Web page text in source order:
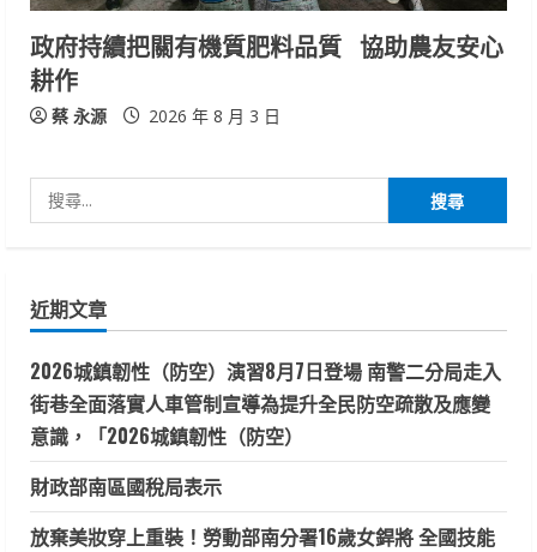
政府持續把關有機質肥料品質 協助農友安心
耕作
蔡 永源 2026 年 8 月 3 日
尋
字:
近期文章
2026城鎮韌性（防空）演習8月7日登場 南警二分局走入
街巷全面落實人車管制宣導為提升全民防空疏散及應變
意識，「2026城鎮韌性（防空）
財政部南區國稅局表示
放棄美妝穿上重裝！勞動部南分署16歲女銲將 全國技能